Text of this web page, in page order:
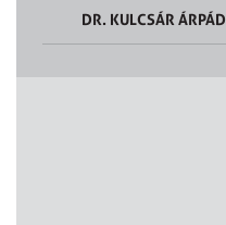
DR. KULCSÁR ÁRPÁD